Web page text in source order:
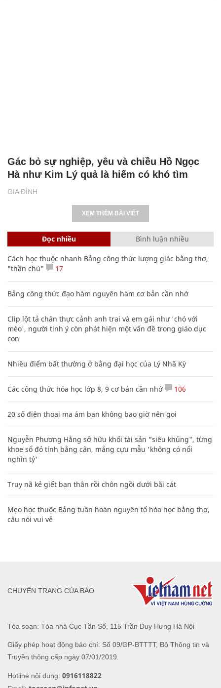
GIA ĐÌNH
Gác bỏ sự nghiệp, yêu và chiều Hồ Ngọc
Hà như Kim Lý quả là hiếm có khó tìm
XEM THÊM BÀI VIẾT
Đọc nhiều Bình luận nhiều
Cách học thuộc nhanh Bảng công thức lượng giác bằng thơ,
"thần chú"
17
Bảng công thức đạo hàm nguyên hàm cơ bản cần nhớ
Clip lột tả chân thực cảnh anh trai và em gái như 'chó với
mèo', người tinh ý còn phát hiện một vấn đề trong giáo dục
con
Nhiều điểm bất thường ở bằng đại học của Lý Nhã Kỳ
Các công thức hóa học lớp 8, 9 cơ bản cần nhớ 106
20 số điện thoại ma ám bạn không bao giờ nên gọi
Nguyễn Phương Hằng sở hữu khối tài sản "siêu khủng", từng
khoe sổ đỏ tính bằng cân, mắng cựu mẫu 'không có nổi
nghìn tỷ'
Truy nã kẻ giết bạn thân rồi chôn ngồi dưới bãi cát
Mẹo học thuộc Bảng tuần hoàn nguyên tố hóa học bằng thơ,
câu nói vui vẻ
Tòa soạn: Tòa nhà Cục Tần Số, 115 Trần Duy Hưng Hà Nội
Giấy phép hoạt động báo chí: Số 09/GP-BTTTT, Bộ Thông tin và
Truyền thông cấp ngày 07/01/2019.
Hotline nội dung: 0916118822
CHUYÊN TRANG CỦA BÁO